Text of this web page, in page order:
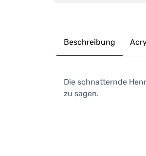
Beschreibung
Die schnatternde
zu sagen.